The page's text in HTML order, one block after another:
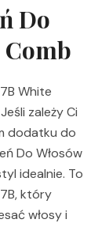
Do
Comb
White
zależy Ci
dodatku do
Do Włosów
idealnie. To
który
włosy i